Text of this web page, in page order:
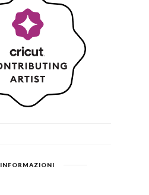
INFORMAZIONI